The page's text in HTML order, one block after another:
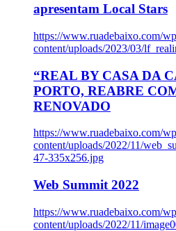
apresentam Local Stars
https://www.ruadebaixo.com/
content/uploads/2023/03/
“REAL BY CASA DA
PORTO, REABRE
RENOVADO
https://www.ruadebaixo.com/
content/uploads/2022/11/
47-335x256.jpg
Web Summit 2022
https://www.ruadebaixo.com/
content/uploads/2022/11/